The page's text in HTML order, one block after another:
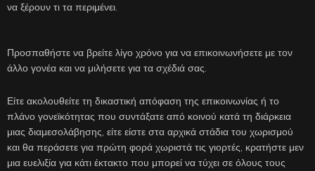
να ξέρουν τι τα περιμένει.
Προσπαθήστε να βρείτε λίγο χρόνο για να επικοινωνήσετε με τον
άλλο γονέα και να μιλήσετε για τα σχέδιά σας.
Είτε ακολουθείτε τη δικαστική απόφαση της επικοινωνίας ή το
πλάνο γονεϊκότητας που συντάξατε από κοινού κατά τη διάρκεια
μιας διαμεσολάβησης, είτε είστε στα αρχικά στάδια του χωρισμού
και θα περάσετε για πρώτη φορά χωριστά τις γιορτές, κρατήστε μεν
μια ευελιξία για κάτι έκτακτο που μπορεί να τύχει σε όλους τους